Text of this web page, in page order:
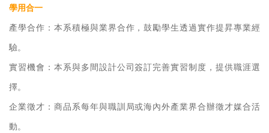
學用合一
產學合作：本系積極與業界合作，鼓勵學生透過實作提昇專業經
驗。
實習機會：本系與多間設計公司簽訂完善實習制度，提供職涯選
擇。
企業徵才：商品系每年與職訓局或海內外產業界合辦徵才媒合活
動。